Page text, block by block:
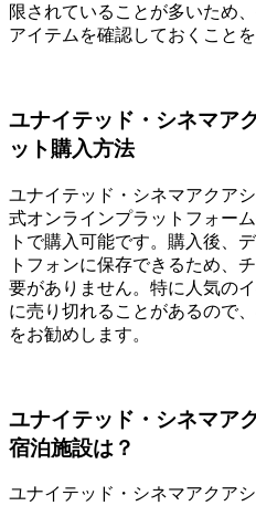
限されていることが多いため
アイテムを確認しておくことを
ユナイテッド・シネマア
ット購入方法
ユナイテッド・シネマアクア
式オンラインプラットフォー
トで購入可能です。購入後、
トフォンに保存できるため、
要がありません。特に人気の
に売り切れることがあるので
をお勧めします。
ユナイテッド・シネマア
宿泊施設は？
ユナイテッド・シネマアクア